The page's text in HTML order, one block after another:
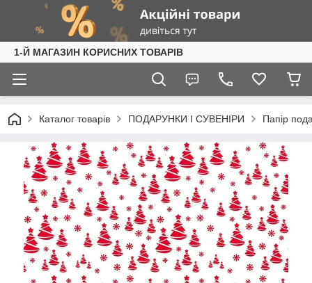
1-Й МАГАЗИН КОРИСНИХ ТОВАРІВ
Каталог товарів ПОДАРУНКИ І СУВЕНІРИ Папір